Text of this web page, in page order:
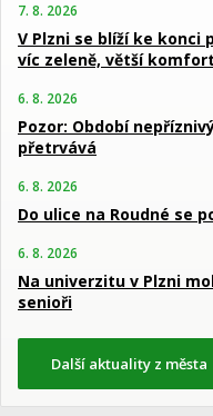
7. 8. 2026
V Plzni se blíží ke konci
víc zeleně, větší
6. 8. 2026
Pozor: Období
přetrvává
6. 8. 2026
Do ulice na Roudné se
6. 8. 2026
Na univerzitu v Plzni
senioři
Další aktuality z města